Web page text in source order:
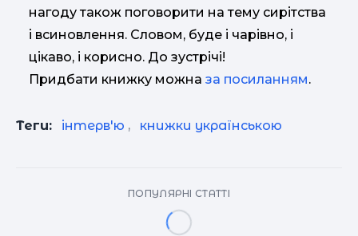
нагоду також поговорити на тему сирітства
і всиновлення. Словом, буде і чарівно, і
цікаво, і корисно. До зустрічі!
Придбати книжку можна за посиланням.
Теги: інтерв'ю , книжки українською
ПОПУЛЯРНІ СТАТТІ